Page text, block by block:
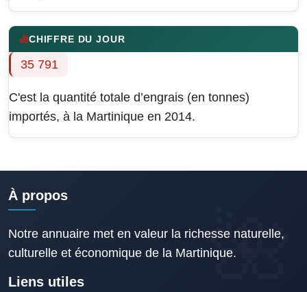
CHIFFRE DU JOUR
35 791
C'est la quantité totale d’engrais (en tonnes)
importés, à la Martinique en 2014.
À propos
Notre annuaire met en valeur la richesse naturelle,
culturelle et économique de la Martinique.
Liens utiles